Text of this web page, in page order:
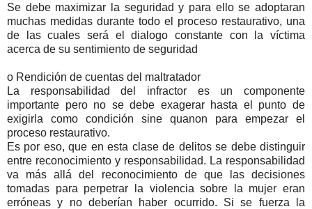
Se debe maximizar la seguridad y para ello se adoptaran
muchas medidas durante todo el proceso restaurativo, una
de las cuales será el dialogo constante con la víctima
acerca de su sentimiento de seguridad
o Rendición de cuentas del maltratador
La responsabilidad del infractor es un componente
importante pero no se debe exagerar hasta el punto de
exigirla como condición sine quanon para empezar el
proceso restaurativo.
Es por eso, que en esta clase de delitos se debe distinguir
entre reconocimiento y responsabilidad. La responsabilidad
va más allá del reconocimiento de que las decisiones
tomadas para perpetrar la violencia sobre la mujer eran
erróneas y no deberían haber ocurrido. Si se fuerza la